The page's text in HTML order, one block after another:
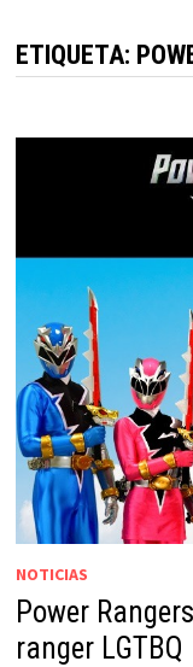
ETIQUETA:
NOTICIAS
Power
ranger LGTBQ